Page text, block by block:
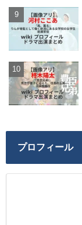
プロフィール